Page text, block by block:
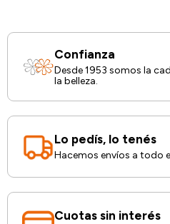
Confianza
Desde 1953 somos la
la belleza.
Lo pedís, lo tenés
Hacemos envíos a todo
Cuotas sin interés